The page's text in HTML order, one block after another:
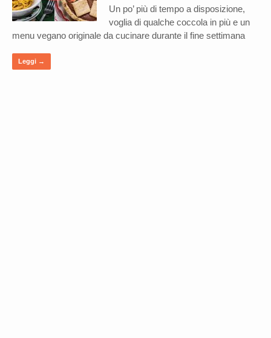
Un po’ più di tempo a disposizione,
voglia di qualche coccola in più e un
menu vegano originale da cucinare durante il fine settimana
Leggi →